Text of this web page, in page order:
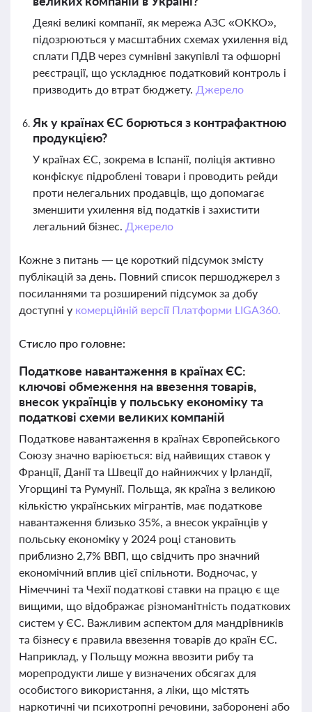
Деякі великі компанії, як мережа АЗС «ОККО»,
підозрюються у масштабних схемах ухилення від
сплати ПДВ через сумнівні закупівлі та офшорні
реєстрації, що ускладнює податковий контроль і
призводить до втрат бюджету. Джерело
Як у країнах ЄС борються з контрафактною
продукцією?
У країнах ЄС, зокрема в Іспанії, поліція активно
конфіскує підроблені товари і проводить рейди
проти нелегальних продавців, що допомагає
зменшити ухилення від податків і захистити
легальний бізнес. Джерело
Кожне з питань — це короткий підсумок змісту
публікацій за день. Повний список першоджерел з
посиланнями та розширений підсумок за добу
доступні у комерційній версії Платформи LIGA360.
Стисло про головне:
Податкове навантаження в країнах ЄС:
ключові обмеження на ввезення товарів,
внесок українців у польську економіку та
податкові схеми великих компаній
Податкове навантаження в країнах Європейського
Союзу значно варіюється: від найвищих ставок у
Франції, Данії та Швеції до найнижчих у Ірландії,
Угорщині та Румунії. Польща, як країна з великою
кількістю українських мігрантів, має податкове
навантаження близько 35%, а внесок українців у
польську економіку у 2024 році становить
приблизно 2,7% ВВП, що свідчить про значний
економічний вплив цієї спільноти. Водночас, у
Німеччині та Чехії податкові ставки на працю є ще
вищими, що відображає різноманітність податкових
систем у ЄС. Важливим аспектом для мандрівників
та бізнесу є правила ввезення товарів до країн ЄС.
Наприклад, у Польщу можна ввозити рибу та
морепродукти лише у визначених обсягах для
особистого використання, а ліки, що містять
наркотичні чи психотропні речовини, заборонені або